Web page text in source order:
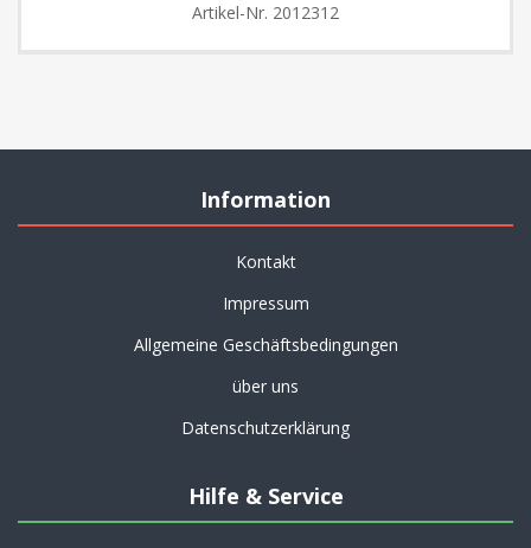
Artikel-Nr. 2012312
Information
Kontakt
Impressum
Allgemeine Geschäftsbedingungen
über uns
Datenschutzerklärung
Hilfe & Service